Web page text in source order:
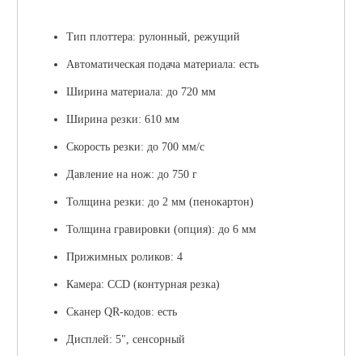
Тип плоттера: рулонный, режущий
Автоматическая подача материала: есть
Ширина материала: до 720 мм
Ширина резки: 610 мм
Скорость резки: до 700 мм/с
Давление на нож: до 750 г
Толщина резки: до 2 мм (пенокартон)
Толщина гравировки (опция): до 6 мм
Прижимных роликов: 4
Камера: CCD (контурная резка)
Сканер QR-кодов: есть
Дисплей: 5", сенсорный